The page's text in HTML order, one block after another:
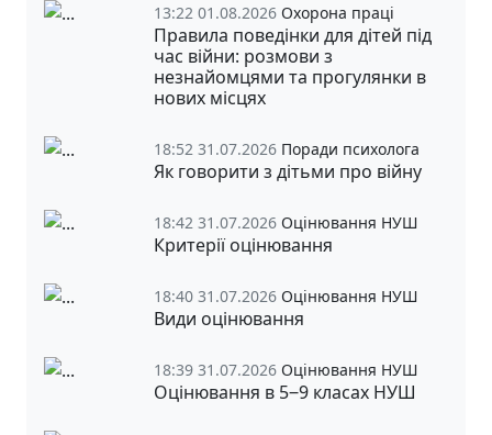
13:22 01.08.2026 Охорона праці
Правила поведінки для дітей під
час війни: розмови з
незнайомцями та прогулянки в
нових місцях
18:52 31.07.2026 Поради психолога
Як говорити з дітьми про війну
18:42 31.07.2026 Оцінювання НУШ
Критерії оцінювання
18:40 31.07.2026 Оцінювання НУШ
Види оцінювання
18:39 31.07.2026 Оцінювання НУШ
Оцінювання в 5‒9 класах НУШ